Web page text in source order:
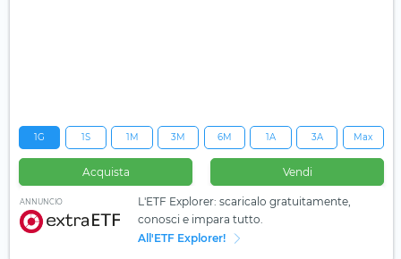
1G 1S 1M 3M 6M 1A 3A Max
Acquista Vendi
ANNUNCIO
L'ETF Explorer: scaricalo gratuitamente,
conosci e impara tutto.
All'ETF Explorer!